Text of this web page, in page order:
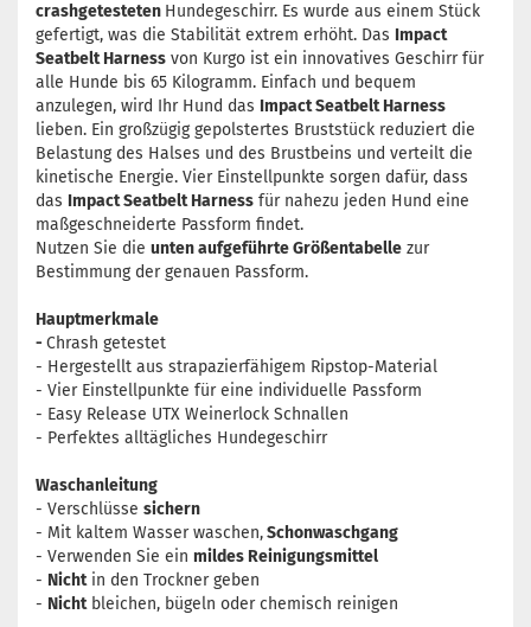
crashgetesteten Hundegeschirr. Es wurde aus einem Stück
gefertigt, was die Stabilität extrem erhöht. Das Impact
Seatbelt Harness von Kurgo ist ein innovatives Geschirr für
alle Hunde bis 65 Kilogramm. Einfach und bequem
anzulegen, wird Ihr Hund das Impact Seatbelt Harness
lieben. Ein großzügig gepolstertes Bruststück reduziert die
Belastung des Halses und des Brustbeins und verteilt die
kinetische Energie. Vier Einstellpunkte sorgen dafür, dass
das Impact Seatbelt Harness für nahezu jeden Hund eine
maßgeschneiderte Passform findet.
Nutzen Sie die unten aufgeführte Größentabelle zur
Bestimmung der genauen Passform.
Hauptmerkmale
- Chrash getestet
- Hergestellt aus strapazierfähigem Ripstop-Material
- VierEinstellpunkte für eine individuelle Passform
- Easy Release UTX Weinerlock Schnallen
- Perfektes alltägliches Hundegeschirr
Waschanleitung
- Verschlüsse sichern
- Mit kaltem Wasser waschen,Schonwaschgang
- Verwenden Sie ein mildes Reinigungsmittel
- Nichtin den Trockner geben
- Nichtbleichen, bügeln oder chemisch reinigen